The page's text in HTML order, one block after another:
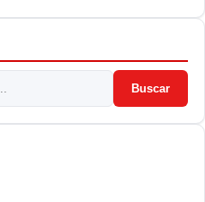
Buscar